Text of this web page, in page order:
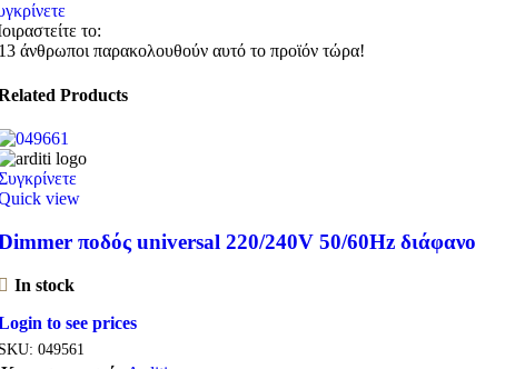
το:
άνθρωποι παρακολουθούν αυτό το προϊόν τώρα!
Products
view
ποδός universal 220/240V 50/60Hz διάφανο
In stock
to see prices
049561